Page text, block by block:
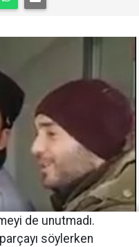
de unutmadı.
söylerken